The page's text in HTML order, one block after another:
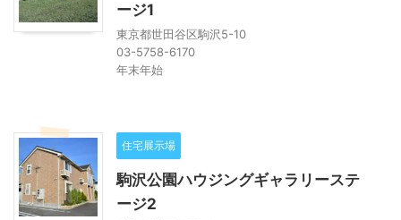
ージ1
東京都世田谷区駒沢5-10
03-5758-6170
年末年始
住宅展示場
駒沢公園ハウジングギャラリーステ
ージ2